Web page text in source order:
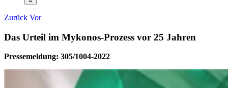
Zurück Vor
Das Urteil im Mykonos-Prozess vor 25 Jahren
Pressemeldung: 305/1004-2022